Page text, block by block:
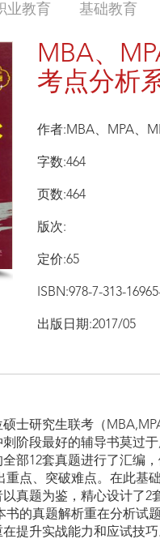
业教育 基础教育
MBA、
考点分析
作者:MBA、MPA、
字数:464
页数:464
版次:
定价:65
ISBN:978-7-313-
出版日期:2017/05
士研究生联考（
阶段最好的辅导书莫过
全部12套真题进行了汇编
重点、突破难点。在此基
真题为鉴，精心设计了
书的真题解析重在分析试
提升实战能力和应试技